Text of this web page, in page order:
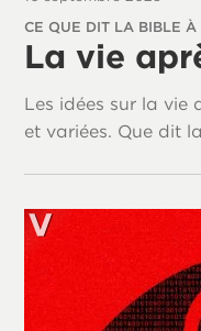
CE QUE DIT LA BIBLE À
La vie
Les idées sur la vie
et variées. Que dit